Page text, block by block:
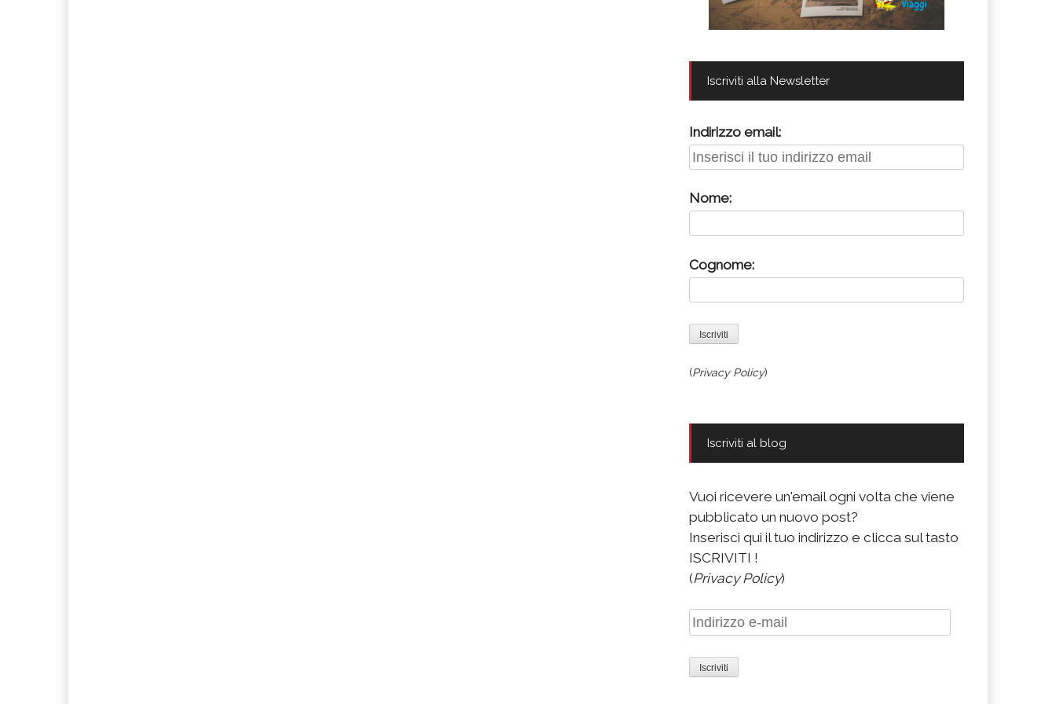
Iscriviti alla Newsletter
Indirizzo email:
Nome:
Cognome:
(Privacy Policy)
Iscriviti al blog
Vuoi ricevere un'email ogni volta che viene
pubblicato un nuovo post?
Inserisci qui il tuo indirizzo e clicca sul tasto
ISCRIVITI !
(Privacy Policy)
Indirizzo
e-
mail